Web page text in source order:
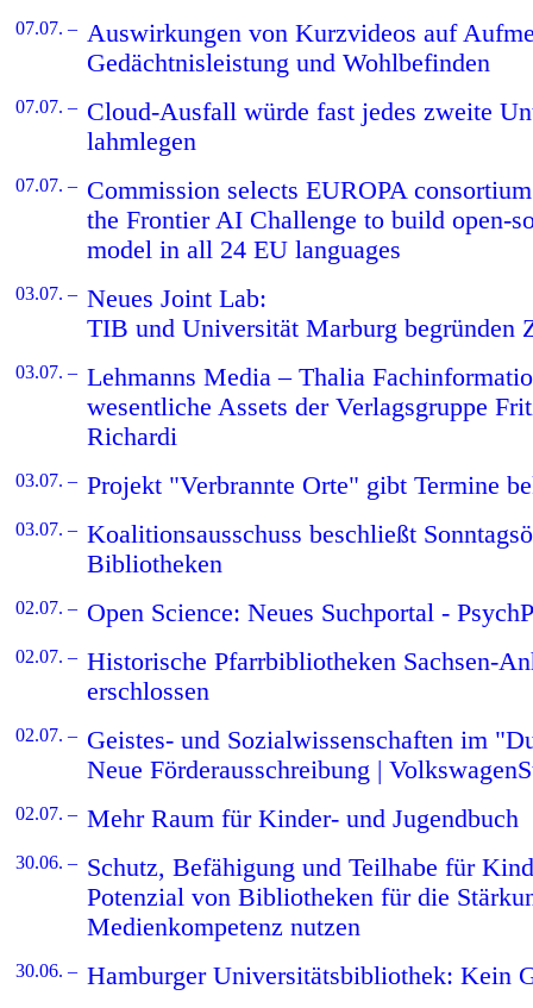
07.07. – Auswirkungen von Kurzvideos auf
Gedächtnisleistung und Wohlbefinden
07.07. – Cloud-Ausfall würde fast jedes zweite
lahmlegen
07.07. – Commission selects EUROPA
the Frontier AI Challenge to build open-
model in all 24 EU languages
03.07. – Neues Joint Lab:
TIB und Universität Marburg begründen
03.07. – Lehmanns Media – Thalia
wesentliche Assets der Verlagsgruppe
Richardi
03.07. – Projekt "Verbrannte Orte" gibt Termine
03.07. – Koalitionsausschuss beschließt
Bibliotheken
02.07. – Open Science: Neues Suchportal -
02.07. – Historische Pfarrbibliotheken Sachsen-
erschlossen
02.07. – Geistes- und Sozialwissenschaften im
Neue Förderausschreibung |
02.07. – Mehr Raum für Kinder- und Jugendbuch
30.06. – Schutz, Befähigung und Teilhabe für
Potenzial von Bibliotheken für die
Medienkompetenz nutzen
30.06. – Hamburger Universitätsbibliothek: Kein